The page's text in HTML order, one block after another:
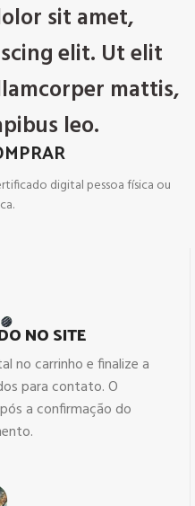
sit amet,
elit. Ut elit
mattis,
leo.
digital pessoa física ou
NO SITE
no carrinho e finalize a
para contato. O
a confirmação do